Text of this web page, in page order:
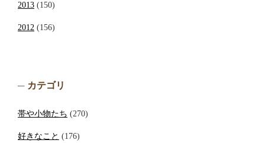
2013 (150)
2012 (156)
カテゴリ
帯や小物たち (270)
好きなこと (176)